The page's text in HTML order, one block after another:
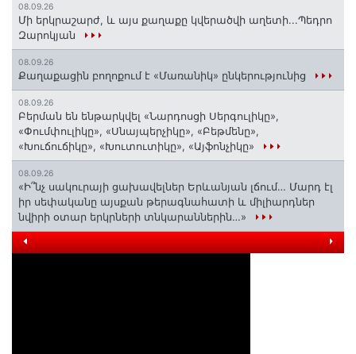
08.09.26
Մի երկրաշարժ, և այս քաղաքը կվերածվի աղետի...Պեդրո
Զարոկյան
08.09.26
Քաղաքացին բողոքում է «Մառանիկ» ընկերությունից
08.09.26
Բերման են ենթարկվել «Նարդոսցի Սերգուլիկը»,
«Փումփուլիկը», «Սնայպերչիկը», «Բեթմենը»,
«Խուճուճիկը», «Խուտուտիկը», «Այֆոնչիկը»
08.09.26
«Ի՞նչ սակուրայի ցախավելներ Երևանյան լճում… Մարդ էլ
իր սեփականը այսքան թերագնահատի և միլիարդներ
նվիրի օտար երկրների տնկարաններին…»